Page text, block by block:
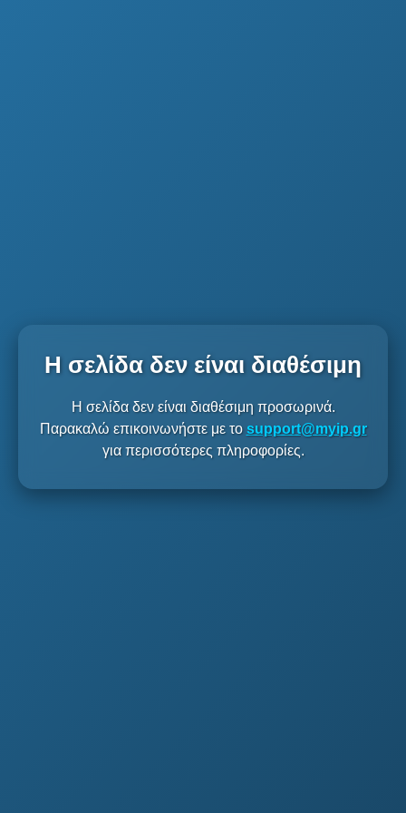
Η σελίδα δεν είναι διαθέσιμη
Η σελίδα δεν είναι διαθέσιμη προσωρινά.
Παρακαλώ επικοινωνήστε με το support@myip.gr
για περισσότερες πληροφορίες.